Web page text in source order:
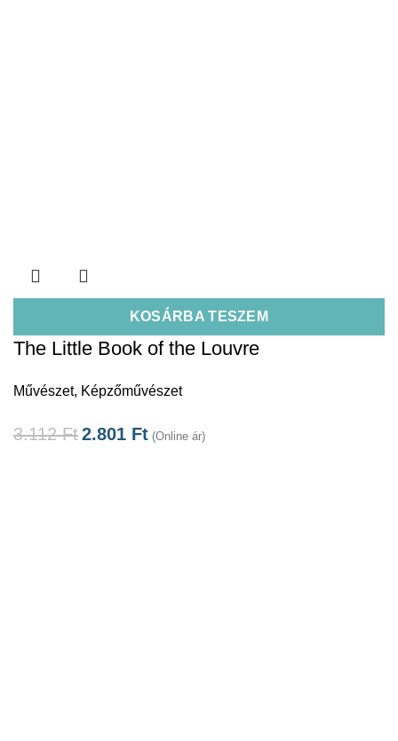
KOSÁRBA TESZEM
The Little Book of the Louvre
Művészet, Képzőművészet
3.112Ft2.801 Ft (Online ár)